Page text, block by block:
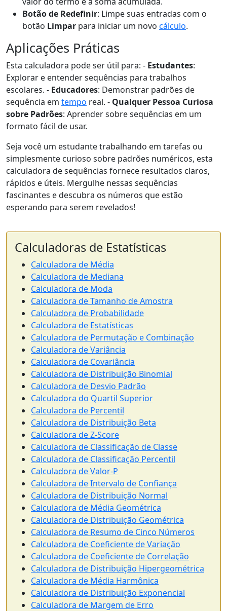
Botão de Redefinir: Limpe suas entradas com o
botão Limpar para iniciar um novo cálculo.
Aplicações Práticas
Esta calculadora pode ser útil para: - Estudantes:
Explorar e entender sequências para trabalhos
escolares. - Educadores: Demonstrar padrões de
sequência em tempo real. - Qualquer Pessoa Curiosa
sobre Padrões: Aprender sobre sequências em um
formato fácil de usar.
Seja você um estudante trabalhando em tarefas ou
simplesmente curioso sobre padrões numéricos, esta
calculadora de sequências fornece resultados claros,
rápidos e úteis. Mergulhe nessas sequências
fascinantes e descubra os números que estão
esperando para serem revelados!
Calculadoras de Estatísticas
Calculadora de Média
Calculadora de Mediana
Calculadora de Moda
Calculadora de Tamanho de Amostra
Calculadora de Probabilidade
Calculadora de Estatísticas
Calculadora de Permutação e Combinação
Calculadora de Variância
Calculadora de Covariância
Calculadora de Distribuição Binomial
Calculadora de Desvio Padrão
Calculadora do Quartil Superior
Calculadora de Percentil
Calculadora de Distribuição Beta
Calculadora de Z-Score
Calculadora de Classificação de Classe
Calculadora de Classificação Percentil
Calculadora de Valor-P
Calculadora de Intervalo de Confiança
Calculadora de Distribuição Normal
Calculadora de Média Geométrica
Calculadora de Distribuição Geométrica
Calculadora de Resumo de Cinco Números
Calculadora de Coeficiente de Variação
Calculadora de Coeficiente de Correlação
Calculadora de Distribuição Hipergeométrica
Calculadora de Média Harmônica
Calculadora de Distribuição Exponencial
Calculadora de Margem de Erro